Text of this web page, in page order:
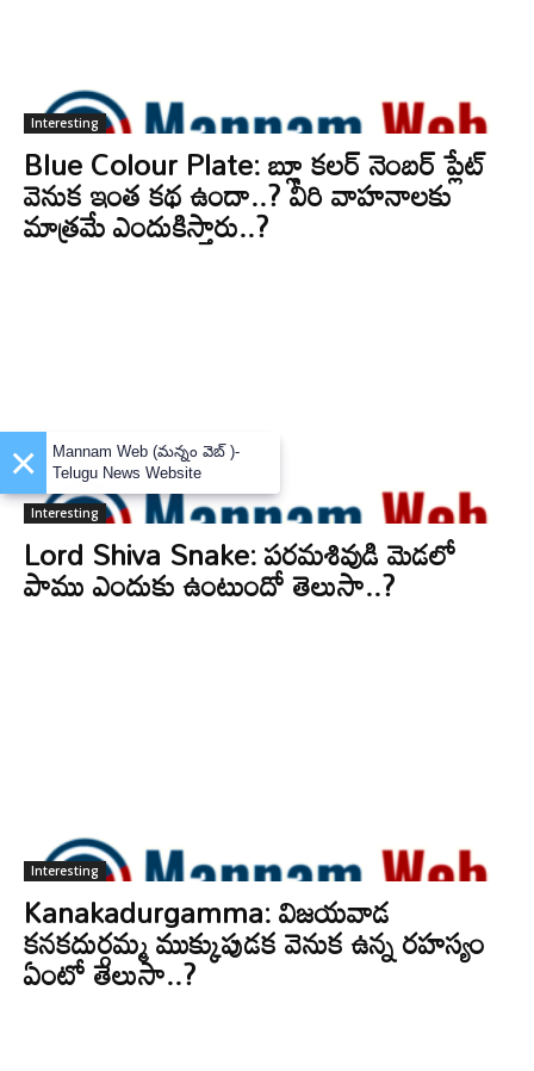
Interesting
Blue Colour Plate: బ్లూ కలర్ నెంబర్ ప్లేట్
వెనుక ఇంత కథ ఉందా..? వీరి వాహనాలకు
మాత్రమే ఎందుకిస్తారు..?
Interesting
Lord Shiva Snake: పరమశివుడి మెడలో
పాము ఎందుకు ఉంటుందో తెలుసా..?
Interesting
Kanakadurgamma: విజయవాడ
కనకదుర్గమ్మ ముక్కుపుడక వెనుక ఉన్న రహస్యం
ఏంటో తెలుసా..?
×
Mannam Web (మన్నం వెబ్ )-
Telugu News Website